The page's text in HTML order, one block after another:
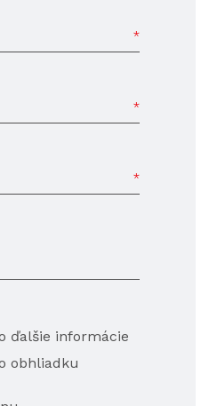
ďalšie informácie
obhliadku